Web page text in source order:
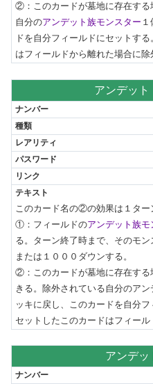
②：このカードが墓地に存在する
自分のアンデット族モンスター
ドを自分フィールドにセットす
はフィールドから離れた場合に除
アンデット
このカード名の②の効果は１ター
①：フィールドのアンデット族モ
る。ターン終了時まで、そのモン
または１０００ダウンする。
②：このカードが墓地に存在する
きる。除外されている自分のア
ッキに戻し、このカードを自分
セットしたこのカードはフィール
アンデッ